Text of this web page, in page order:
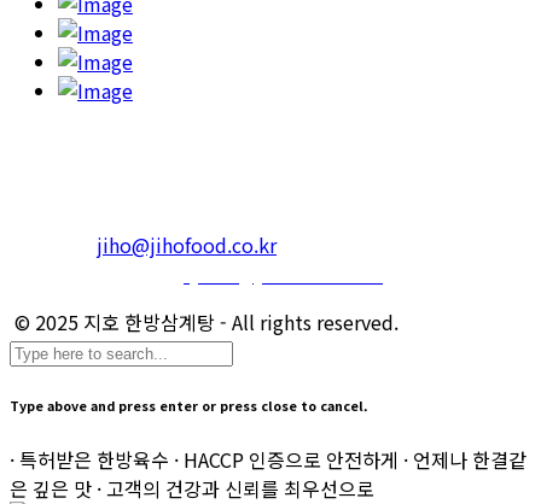
jiho@jihofood.co.kr
© 2025 지호 한방삼계탕 - All rights reserved.
Type above and press enter or press close to cancel.
· 특허받은 한방육수 · HACCP 인증으로 안전하게 · 언제나 한결같
은 깊은 맛 · 고객의 건강과 신뢰를 최우선으로